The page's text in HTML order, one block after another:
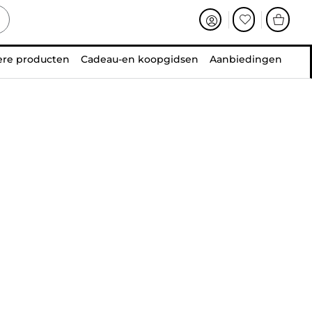
producten Cadeau-en koopgidsen Aanbiedingen